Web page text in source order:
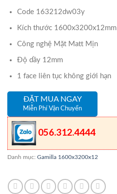
Code 163212dw03y
Kích thước 1600x3200x12mm
Công nghệ Mặt Matt Mịn
Độ dầy 12mm
1 face liên tục không giới hạn
ĐẶT MUA NGAY
Miễn Phí Vận Chuyển
056.312.4444
Danh mục: Gamilla 1600x3200x12